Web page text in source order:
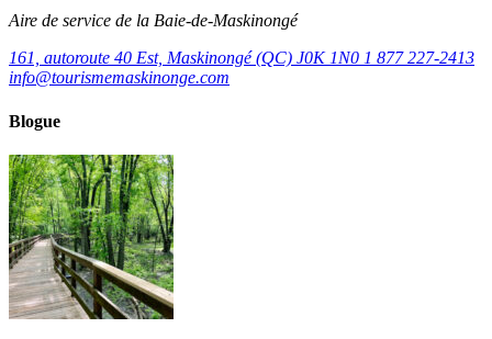
Aire de service de la Baie-de-Maskinongé
161, autoroute 40 Est, Maskinongé (QC) J0K 1N0 1 877 227-2413
info@tourismemaskinonge.com
Blogue